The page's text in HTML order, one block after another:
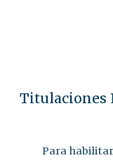
Titulaciones
Para